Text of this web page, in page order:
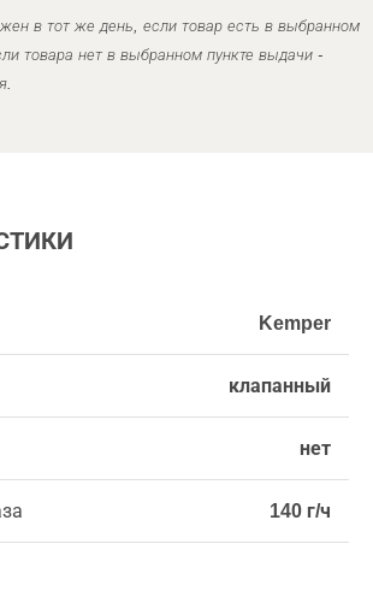
в тот же день, если товар есть в выбранном
товара нет в выбранном пункте выдачи -
Kemper
клапанный
нет
140 г/ч